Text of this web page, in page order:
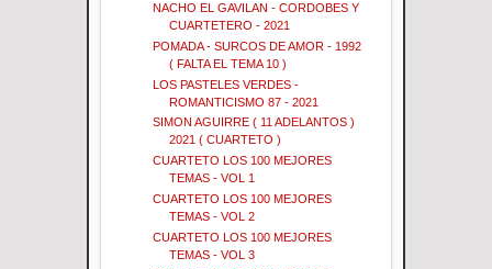
NACHO EL GAVILAN - CORDOBES Y
CUARTETERO - 2021
POMADA - SURCOS DE AMOR - 1992
( FALTA EL TEMA 10 )
LOS PASTELES VERDES -
ROMANTICISMO 87 - 2021
SIMON AGUIRRE ( 11 ADELANTOS )
2021 ( CUARTETO )
CUARTETO LOS 100 MEJORES
TEMAS - VOL 1
CUARTETO LOS 100 MEJORES
TEMAS - VOL 2
CUARTETO LOS 100 MEJORES
TEMAS - VOL 3